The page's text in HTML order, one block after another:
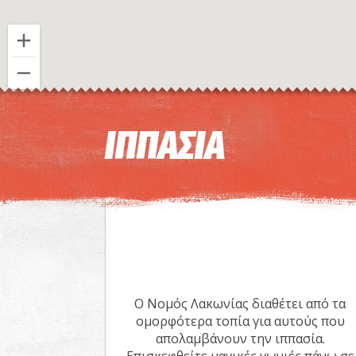
ΙΠΠΑΣΙΑ
Ο Νομός Λακωνίας διαθέτει από τα
ομορφότερα τοπία για αυτούς που
απολαμβάνουν την ιππασία.